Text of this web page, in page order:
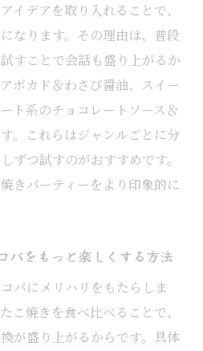
イデアを取り入れることで、
なります。その理由は、普段
すことで会話も盛り上がるか
ボカド＆わさび醤油、スイー
ト系のチョコレートソース＆
。これらはジャンルごとに分
ずつ試すのがおすすめです。
きパーティーをより印象的に
パをもっと楽しくする方法
パにメリハリをもたらしま
こ焼きを食べ比べることで、
が盛り上がるからです。具体